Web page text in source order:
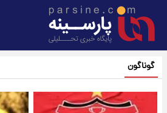
گوناگون